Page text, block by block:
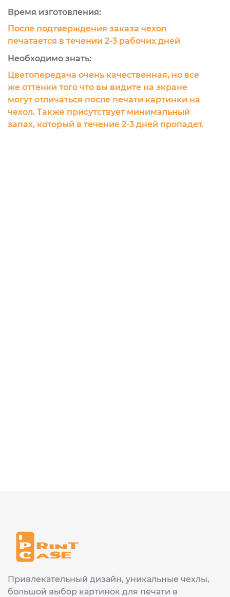
Время изготовления:
После подтверждения заказа чехол
печатается в течении 2-3 рабочих дней
Необходимо знать:
Цветопередача очень качественная, но все
же оттенки того что вы видите на экране
могут отличаться после печати картинки на
чехол. Также присутствует минимальный
запах, который в течение 2-3 дней пропадет.
Привлекательный дизайн, уникальные чехлы,
большой выбор картинок для печати в